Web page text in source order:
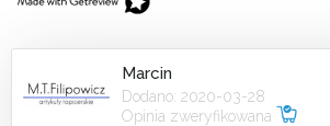
Marcin
Dodano: 2020-03-28
Opinia zweryfikowana